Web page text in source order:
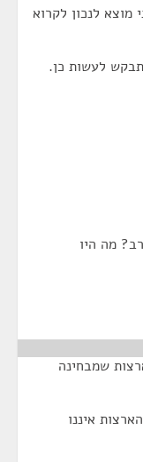
מוצא לנכון לקרוא
לעשות כן.
מה היו
שמבחינה
איננו